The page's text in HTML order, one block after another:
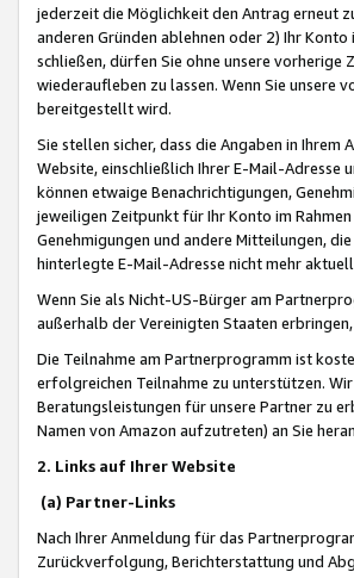
jederzeit die Möglichkeit den Antrag erneut
anderen Gründen ablehnen oder 2) Ihr
schließen, dürfen Sie ohne unsere vorherige
wiederaufleben zu lassen. Wenn Sie
bereitgestellt wird.
Sie stellen sicher, dass die Angaben in
Website, einschließlich Ihrer E-Mail-
können etwaige Benachrichtigungen,
jeweiligen Zeitpunkt für Ihr Konto im
Genehmigungen und andere Mitteilungen,
hinterlegte E-Mail-Adresse nicht mehr
Wenn Sie als Nicht-US-Bürger am
außerhalb der Vereinigten Staaten
Die Teilnahme am Partnerprogramm ist
erfolgreichen Teilnahme zu unterstützen.
Beratungsleistungen für unsere Partner zu
Namen von Amazon aufzutreten) an Sie
2. Links auf Ihrer Website
(a) Partner-Links
Nach Ihrer Anmeldung für das
Zurückverfolgung, Berichterstattung und